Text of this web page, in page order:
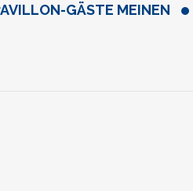
GÄSTE MEINEN